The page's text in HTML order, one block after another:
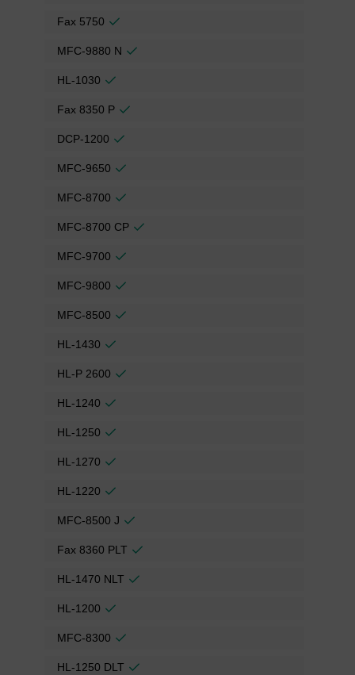
Fax 5750
MFC-9880 N
HL-1030
Fax 8350 P
DCP-1200
MFC-9650
MFC-8700
MFC-8700 CP
MFC-9700
MFC-9800
MFC-8500
HL-1430
HL-P 2600
HL-1240
HL-1250
HL-1270
HL-1220
MFC-8500 J
Fax 8360 PLT
HL-1470 NLT
HL-1200
MFC-8300
HL-1250 DLT